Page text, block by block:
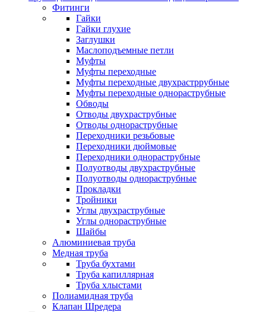
Фитинги
Гайки
Гайки глухие
Заглушки
Маслоподъемные петли
Муфты
Муфты переходные
Муфты переходные двухрастррубные
Муфты переходные однораструбные
Обводы
Отводы двухраструбные
Отводы однораструбные
Переходники резьбовые
Переходники дюймовые
Переходники однораструбные
Полуотводы двухраструбные
Полуотводы однораструбные
Прокладки
Тройники
Углы двухраструбные
Углы однораструбные
Шайбы
Алюминиевая труба
Медная труба
Труба бухтами
Труба капиллярная
Труба хлыстами
Полиамидная труба
Клапан Шредера